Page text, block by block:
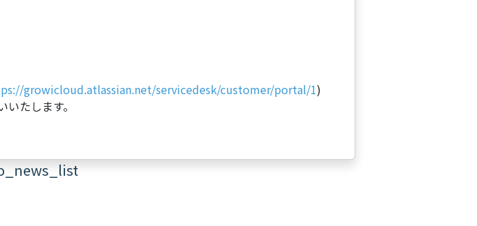
growicloud.atlassian.net/servicedesk/customer/portal/1)
たします。